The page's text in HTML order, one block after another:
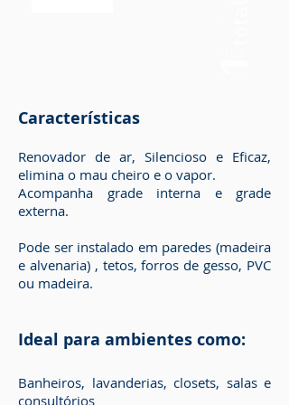
Características
Renovador de ar, Silencioso e Eficaz,
elimina o mau cheiro e o vapor.
Acompanha grade interna e grade
externa.
Pode ser instalado em paredes (madeira
e alvenaria) , tetos, forros de gesso, PVC
ou madeira.
Ideal para ambientes como:
Banheiros, lavanderias, closets, salas e
consultórios